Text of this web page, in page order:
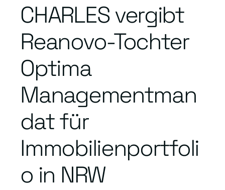
CHARLES vergibt
Reanovo-Tochter
Optima
Managementman
dat für
Immobilienportfoli
o in NRW